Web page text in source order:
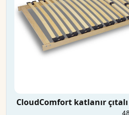
CloudComfort katlanır